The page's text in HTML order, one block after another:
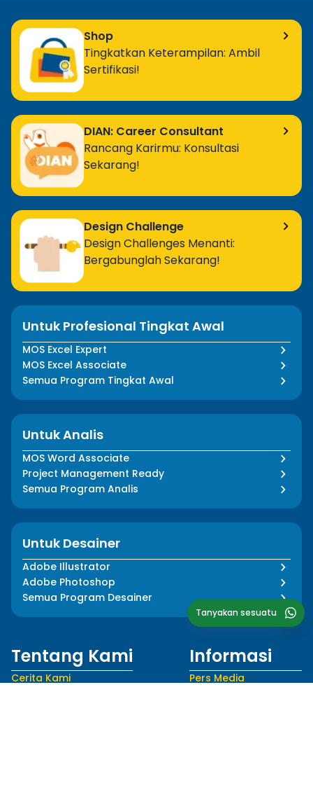
Tanyakan sesuatu
Shop
Tingkatkan Keterampilan: Ambil
Sertifikasi!
DIAN: Career Consultant
Rancang Karirmu: Konsultasi
Sekarang!
Design Challenge
Design Challenges Menanti:
Bergabunglah Sekarang!
Untuk Profesional Tingkat Awal
MOS Excel Expert
MOS Excel Associate
Semua Program Tingkat Awal
Untuk Analis
MOS Word Associate
Project Management Ready
Semua Program Analis
Untuk Desainer
Adobe Illustrator
Adobe Photoshop
Semua Program Desainer
Tentang Kami
Cerita Kami
Informasi
Pers Media